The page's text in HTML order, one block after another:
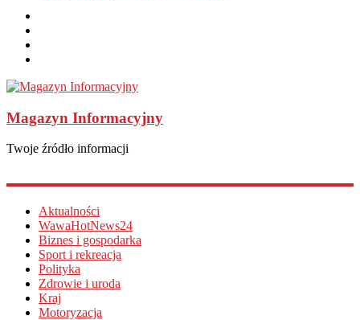
Magazyn Informacyjny
Twoje źródło informacji
Aktualności
WawaHotNews24
Biznes i gospodarka
Sport i rekreacja
Polityka
Zdrowie i uroda
Kraj
Motoryzacja